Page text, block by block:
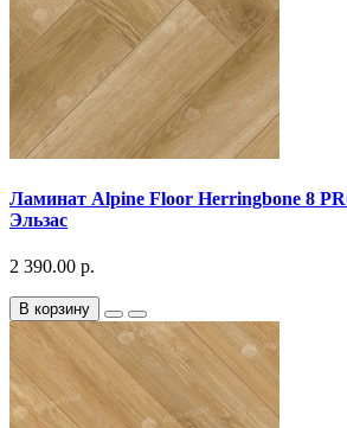
Ламинат Alpine Floor Herringbone 8
Эльзас
2 390.00 р.
В корзину